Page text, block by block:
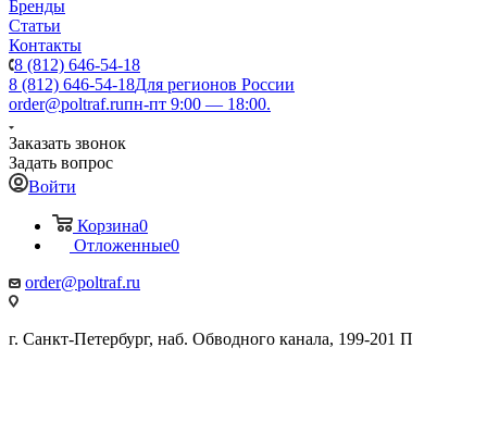
Бренды
Статьи
Контакты
8 (812) 646-54-18
8 (812) 646-54-18Для регионов России
order@poltraf.ruпн-пт 9:00 — 18:00.
Заказать звонок
Задать вопрос
Войти
Корзина0
Отложенные0
order@poltraf.ru
г. Санкт-Петербург, наб. Обводного канала, 199-201 П